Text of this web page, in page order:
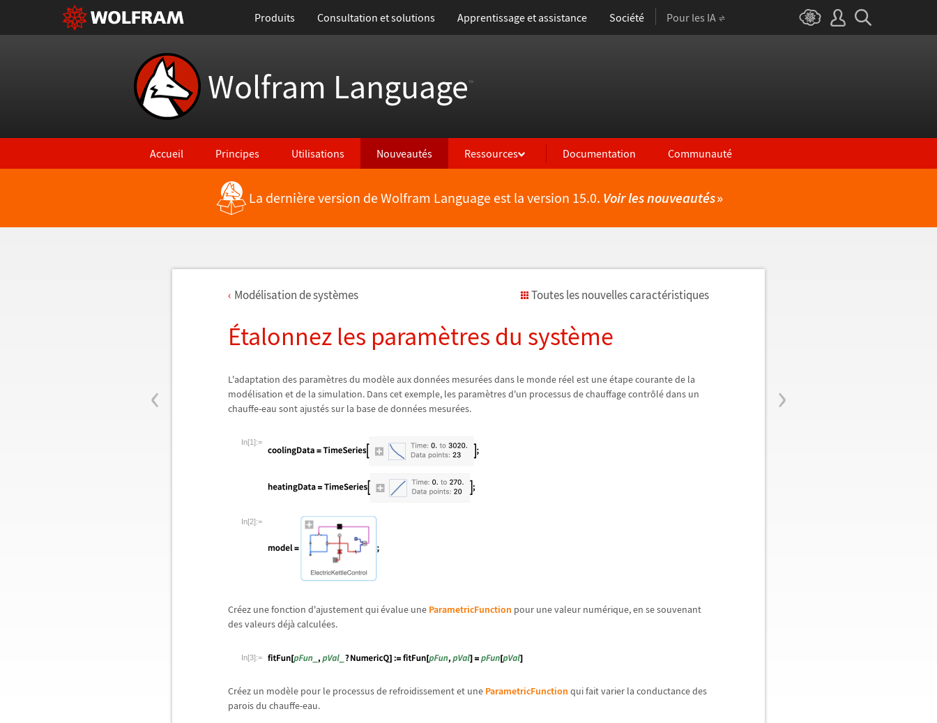
Produits Consultation et solutions Apprentissage et assistance Société Pour les IA
Wolfram Language™
Accueil Principes Utilisations Nouveautés Ressources Documentation Communauté
La dernière version de Wolfram Language est la version 15.0. Voir les nouveautés»
‹ ›
Modélisation de systèmes Toutes les nouvelles caractéristiques
Étalonnez les paramètres du système
L'adaptation des paramètres du modèle aux données mesurées dans le monde réel est uneétape courante de la
modélisation et de la simulation. Dans cet exemple, les paramètres d'un processus de chauffage contrôlédans un
chauffe-eau sont ajustés sur la base de données mesurées.
In[1]:=
In[2]:=
Créez une fonction d'ajustement quiévalue une ParametricFunction pour une valeur numérique, en se souvenant
des valeurs déjà calculées.
In[3]:=
Créez un modèle pour le processus de refroidissement et une ParametricFunction qui fait varier la conductance des
parois du chauffe-eau.